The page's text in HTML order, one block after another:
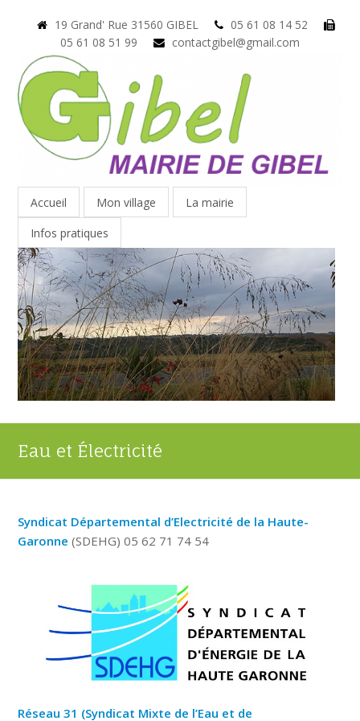
19 Grand' Rue 31560 GIBEL
05 61 08 14 52
05 61 08 51 99
contactgibel@gmail.com
Accueil Mon village
La mairie
Infos pratiques
Eau et Électricité
Syndicat Départemental d’Electricité de la Haute-
Garonne (SDEHG) 05 62 71 74 54
Réseau 31 (Syndicat Mixte de l’Eau et de